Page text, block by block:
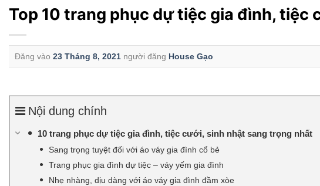
Top 10 trang phục dự tiệc gia đình, tiệc
Đăng vào 23 Tháng 8, 2021 người đăng House Gạo
Nội dung chính
10 trang phục dự tiệc gia đình, tiệc cưới, sinh nhật sang trọng nhất
Sang trọng tuyệt đối với áo váy gia đình cổ bẻ
Trang phục gia đình dự tiệc – váy yếm gia đình
Nhẹ nhàng, dịu dàng với áo váy gia đình đầm xòe